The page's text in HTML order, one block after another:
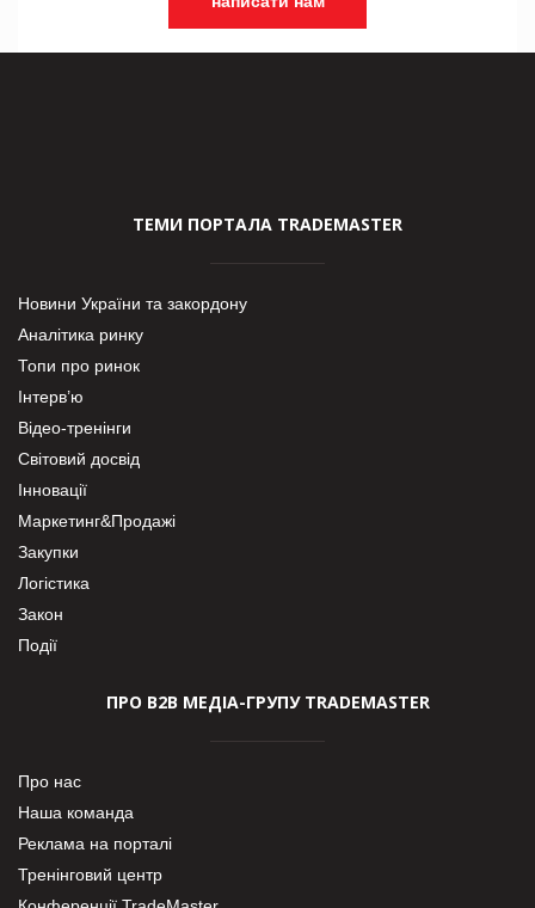
ТЕМИ ПОРТАЛА TRADEMASTER
Новини України та закордону
Аналітика ринку
Топи про ринок
Інтерв’ю
Відео-тренінги
Світовий досвід
Інновації
Маркетинг&Продажі
Закупки
Логістика
Закон
Події
ПРО В2В МЕДІА-ГРУПУ TRADEMASTER
Про нас
Наша команда
Реклама на порталі
Тренінговий центр